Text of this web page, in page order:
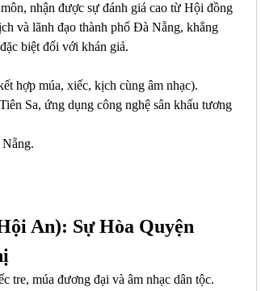
nhận được sự đánh giá cao từ Hội đồng
và lãnh đạo thành phố Đà Nẵng, khẳng
biệt đối với khán giả.
hợp múa, xiếc, kịch cùng âm nhạc).
Sa, ứng dụng công nghệ sân khấu tương
An): Sự Hòa Quyện
tre, múa đương đại và âm nhạc dân tộc.